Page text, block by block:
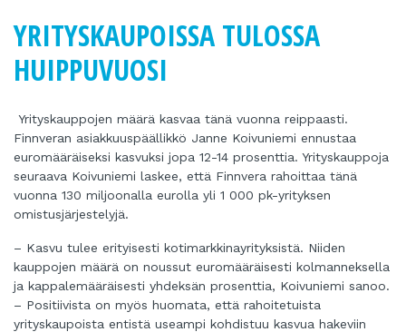
YRITYSKAUPOISSA TULOSSA
HUIPPUVUOSI
Yrityskauppojen määrä kasvaa tänä vuonna reippaasti.
Finnveran asiakkuuspäällikkö Janne Koivuniemi ennustaa
euromääräiseksi kasvuksi jopa 12-14 prosenttia. Yrityskauppoja
seuraava Koivuniemi laskee, että Finnvera rahoittaa tänä
vuonna 130 miljoonalla eurolla yli 1 000 pk-yrityksen
omistusjärjestelyjä.
– Kasvu tulee erityisesti kotimarkkinayrityksistä. Niiden
kauppojen määrä on noussut euromääräisesti kolmanneksella
ja kappalemääräisesti yhdeksän prosenttia, Koivuniemi sanoo.
– Positiivista on myös huomata, että rahoitetuista
yrityskaupoista entistä useampi kohdistuu kasvua hakeviin